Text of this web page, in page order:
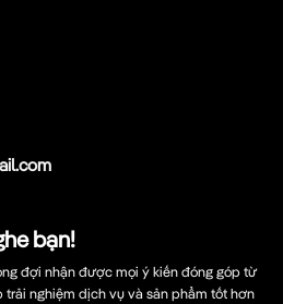
bạn!
đợi nhận được mọi ý kiến đóng góp từ
trải nghiệm dịch vụ và sản phẩm tốt hơn